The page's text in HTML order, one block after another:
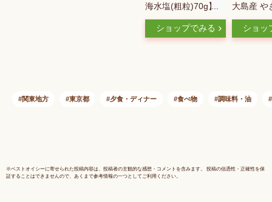
海水塩(粗粒)70g】メ
ール便 同梱6個ま
で送料220円、7個以
ショップでみる
大島産 や
卓ビン
調味料
無添加 瓶
ショッ
関東地方 東京都 夕食・ディナー 食べ物 調味料・油
※ベストオイシーに寄せられた投稿内容は、投稿者の主観的な感想・コメントを含みます。 投稿の信憑性・正確性を保
証することはできませんので、あくまで参考情報の一つとしてご利用ください。